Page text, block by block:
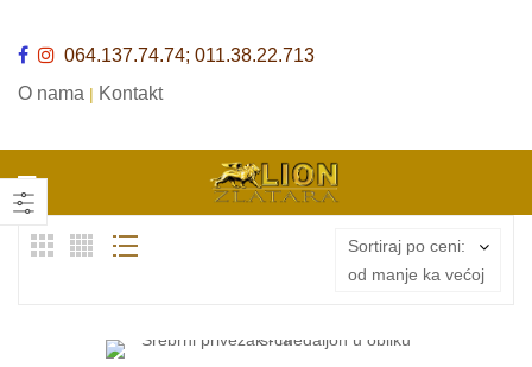
064.137.74.74; 011.38.22.713
O nama | Kontakt
Sortiraj po ceni:
od manje ka većoj